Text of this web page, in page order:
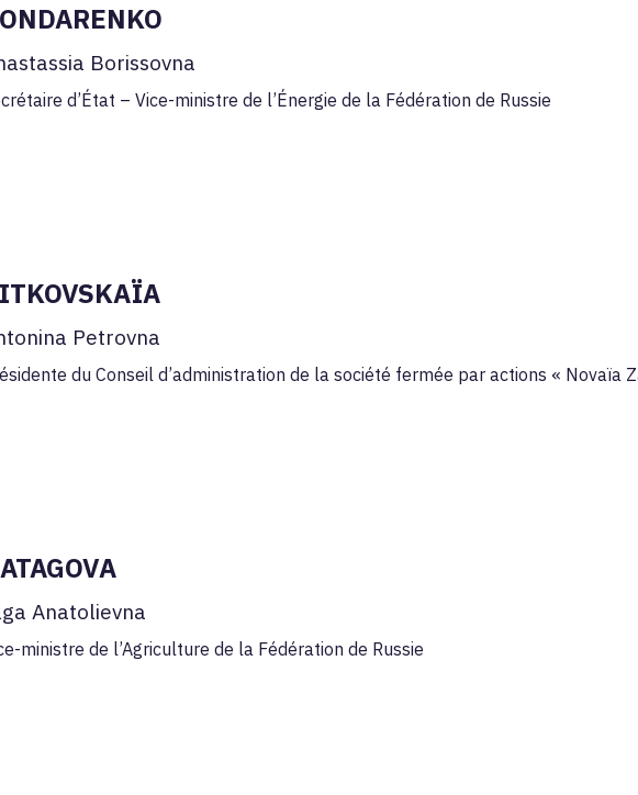
Borissovna
d’État – Vice-ministre de l’Énergie de la Fédération de Russie
Petrovna
du Conseil d’administration de la société fermée par actions « Novaïa
Anatolievna
ministre de l’Agriculture de la Fédération de Russie